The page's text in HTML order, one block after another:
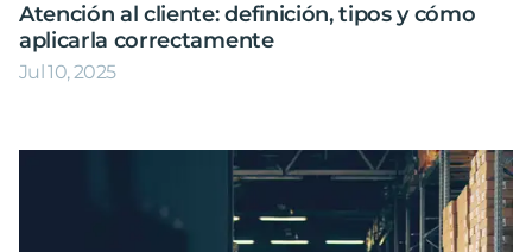
Atención al cliente: definición, tipos y cómo
aplicarla correctamente
Jul 10, 2025